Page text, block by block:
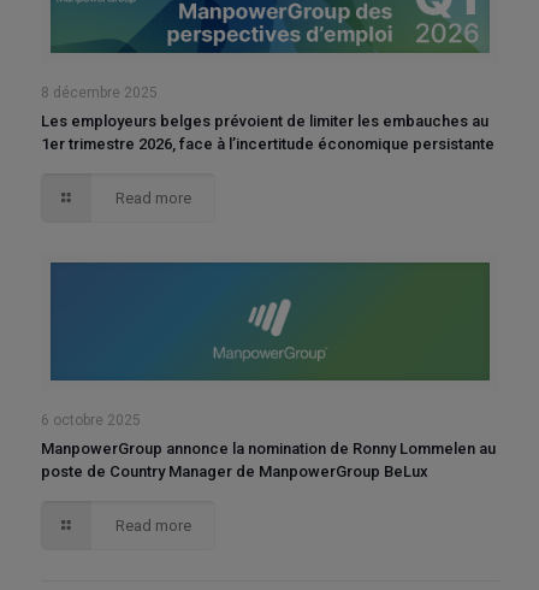
8 décembre 2025
Les employeurs belges prévoient de limiter les embauches au
1er trimestre 2026, face à l’incertitude économique persistante
Read more
6 octobre 2025
ManpowerGroup annonce la nomination de Ronny Lommelen au
poste de Country Manager de ManpowerGroup BeLux
Read more